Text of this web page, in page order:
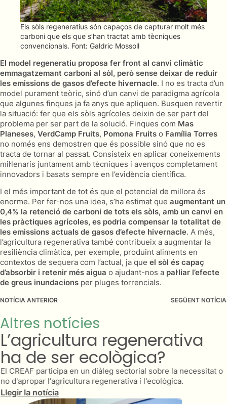
Els sòls regeneratius són capaços de capturar molt més
carboni que els que s’han tractat amb tècniques
convencionals. Font: Galdric Mossoll
El model regeneratiu proposa fer front al canvi climàtic
emmagatzemant carboni al sòl, però sense deixar de reduir
les emissions de gasos d’efecte hivernacle. I no es tracta d’un
model purament teòric, sinó d’un canvi de paradigma agrícola
que algunes finques ja fa anys que apliquen. Busquen revertir
la situació: fer que els sòls agrícoles deixin de ser part del
problema per ser part de la solució. Finques com Mas
Planeses, VerdCamp Fruits, Pomona Fruits o Família Torres
no només ens demostren que és possible sinó que no es
tracta de tornar al passat. Consisteix en aplicar coneixements
mil·lenaris juntament amb tècniques i avenços completament
innovadors i basats sempre en l’evidència científica.
I el més important de tot és que el potencial de millora és
enorme. Per fer-nos una idea, s’ha estimat que augmentant un
0,4% la retenció de carboni de tots els sòls, amb un canvi en
les pràctiques agrícoles, es podria compensar la totalitat de
les emissions actuals de gasos d’efecte hivernacle. A més,
l’agricultura regenerativa també contribueix a augmentar la
resiliència climàtica, per exemple, produint aliments en
contextos de sequera com l’actual, ja que el sòl és capaç
d’absorbir i retenir més aigua o ajudant-nos a pal·liar l’efecte
de greus inundacions per pluges torrencials.
NOTÍCIA ANTERIOR SEGÜENT NOTÍCIA
Altres notícies
L’agricultura regenerativa
ha de ser ecològica?
El CREAF participa en un diàleg sectorial sobre la necessitat o
no d'apropar l'agricultura regenerativa i l'ecològica.
Llegir la notícia